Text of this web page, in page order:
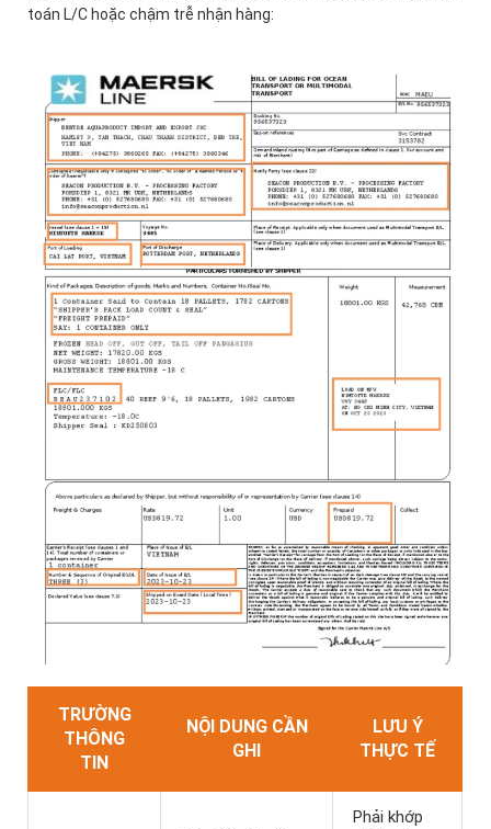
toán L/C hoặc chậm trễ nhận hàng:
TRƯỜNG
THÔNG
TIN
NỘI DUNG CẦN
GHI
LƯU Ý
THỰC TẾ
Phải khớp